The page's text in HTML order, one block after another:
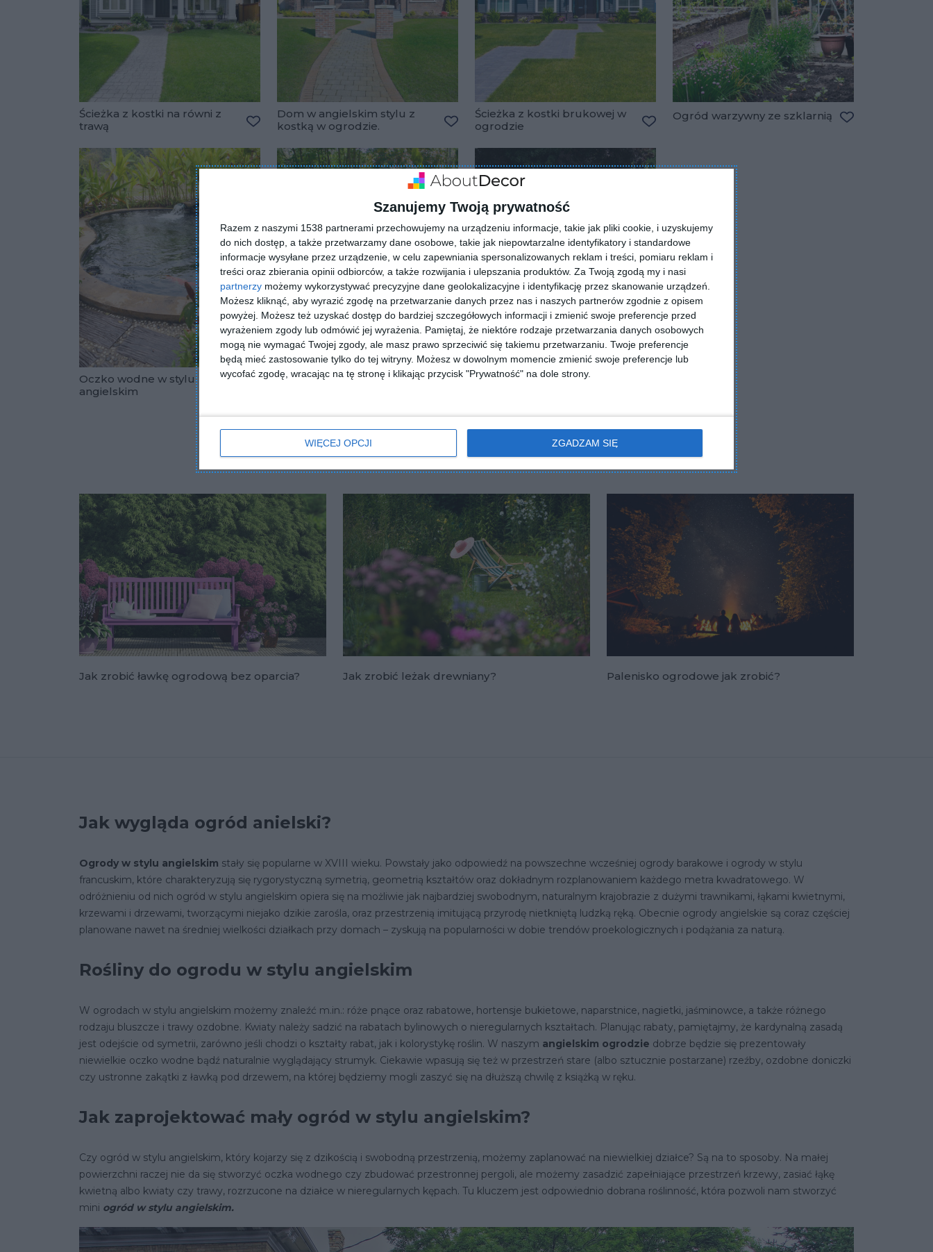
Szanujemy Twoją prywatność
Razem z naszymi 1538 partnerami przechowujemy na urządzeniu informacje, takie jak pliki cookie, i uzyskujemy
do nich dostęp, a także przetwarzamy dane osobowe, takie jak niepowtarzalne identyfikatory i standardowe
informacje wysyłane przez urządzenie, w celu zapewniania spersonalizowanych reklam i treści, pomiaru reklam i
treści oraz zbierania opinii odbiorców, a także rozwijania i ulepszania produktów. Za Twoją zgodą my i nasi
partnerzy możemy wykorzystywać precyzyjne dane geolokalizacyjne i identyfikację przez skanowanie urządzeń.
Możesz kliknąć, aby wyrazić zgodę na przetwarzanie danych przez nas i naszych partnerów zgodnie z opisem
powyżej. Możesz też uzyskać dostęp do bardziej szczegółowych informacji i zmienić swoje preferencje przed
wyrażeniem zgody lub odmówić jej wyrażenia.
Pamiętaj, że niektóre rodzaje przetwarzania danych osobowych
mogą nie wymagać Twojej zgody, ale masz prawo sprzeciwić się takiemu przetwarzaniu. Twoje preferencje
będą mieć zastosowanie tylko do tej witryny. Możesz w dowolnym momencie zmienić swoje preferencje lub
wycofać zgodę, wracając na tę stronę i klikając przycisk "Prywatność" na dole strony.
WIĘCEJ OPCJI ZGADZAM SIĘ
Ścieżka z kostki na równi z
trawą
Dodaj do ulubionych
Dom w angielskim stylu z
kostką w ogrodzie.
Dodaj do ulubionych
Ścieżka z kostki brukowej w
ogrodzie
Ogród warzywny ze szklarnią
Oczko wodne w stylu
angielskim
Oczko wodne z mostkiem
Prostokątne oczko wodne z
Dodaj do ulubionych
Zobacz co radzą specjaliści!
Jak zrobić ławkę ogrodową bez oparcia? Jak zrobić leżak drewniany? Palenisko ogrodowe jak zrobić?
Jak wygląda ogród anielski?
Ogrody w stylu angielskim stały się popularne w XVIII wieku. Powstały jako odpowiedź na powszechne wcześniej ogrody barakowe i ogrody w stylu
francuskim, które charakteryzują się rygorystyczną symetrią, geometrią kształtów oraz dokładnym rozplanowaniem każdego metra kwadratowego. W
odróżnieniu od nich ogród w stylu angielskim opiera się na możliwie jak najbardziej swobodnym, naturalnym krajobrazie z dużymi trawnikami, łąkami kwietnymi,
krzewami i drzewami, tworzącymi niejako dzikie zarośla, oraz przestrzenią imitującą przyrodę nietkniętą ludzką ręką. Obecnie ogrody angielskie są coraz częściej
planowane nawet na średniej wielkości działkach przy domach – zyskują na popularności w dobie trendów proekologicznych i podążania za naturą.
Rośliny do ogrodu w stylu angielskim
W ogrodach w stylu angielskim możemy znaleźć m.in.: róże pnące oraz rabatowe, hortensje bukietowe, naparstnice, nagietki, jaśminowce, a także różnego
rodzaju bluszcze i trawy ozdobne. Kwiaty należy sadzić na rabatach bylinowych o nieregularnych kształtach. Planując rabaty, pamiętajmy, że kardynalną zasadą
jest odejście od symetrii, zarówno jeśli chodzi o kształty rabat, jak i kolorystykę roślin. W naszym angielskim ogrodzie dobrze będzie się prezentowały
niewielkie oczko wodne bądź naturalnie wyglądający strumyk. Ciekawie wpasują się też w przestrzeń stare (albo sztucznie postarzane) rzeźby, ozdobne doniczki
czy ustronne zakątki z ławką pod drzewem, na której będziemy mogli zaszyć się na dłuższą chwilę z książką w ręku.
Jak zaprojektować mały ogród w stylu angielskim?
Czy ogród w stylu angielskim, który kojarzy się z dzikością i swobodną przestrzenią, możemy zaplanować na niewielkiej działce? Są na to sposoby. Na małej
powierzchni raczej nie da się stworzyć oczka wodnego czy zbudować przestronnej pergoli, ale możemy zasadzić zapełniające przestrzeń krzewy, zasiać łąkę
kwietną albo kwiaty czy trawy, rozrzucone na działce w nieregularnych kępach. Tu kluczem jest odpowiednio dobrana roślinność, która pozwoli nam stworzyć
mini ogród w stylu angielskim.